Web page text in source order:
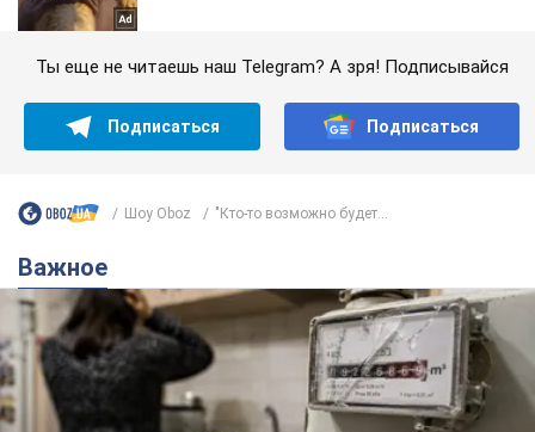
Ты еще не читаешь наш Telegram? А зря! Подписывайся
Подписаться Подписаться
Шоу Oboz "Кто-то возможно будет...
Важное